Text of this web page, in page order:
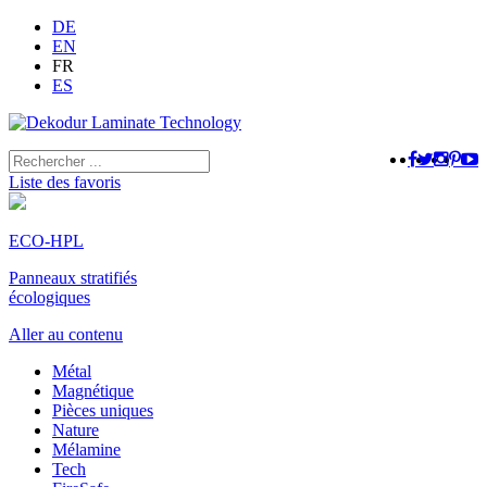
DE
EN
FR
ES
Liste des favoris
ECO-HPL
Panneaux stratifiés
écologiques
Aller au contenu
Métal
Magnétique
Pièces uniques
Nature
Mélamine
Tech